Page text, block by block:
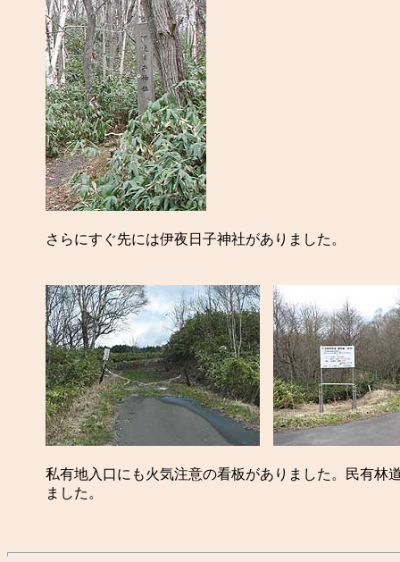
さらにすぐ先には伊夜日子神社がありました。
私有地入口にも火気注意の看板がありました。民有林
ました。